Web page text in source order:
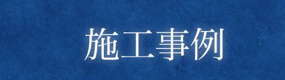
手入れ
・芝刈り
・抜根
移植
消毒
然竹垣
鉢植えの回収
間管理
ついて 作業レポート
ブログ プライ
サ